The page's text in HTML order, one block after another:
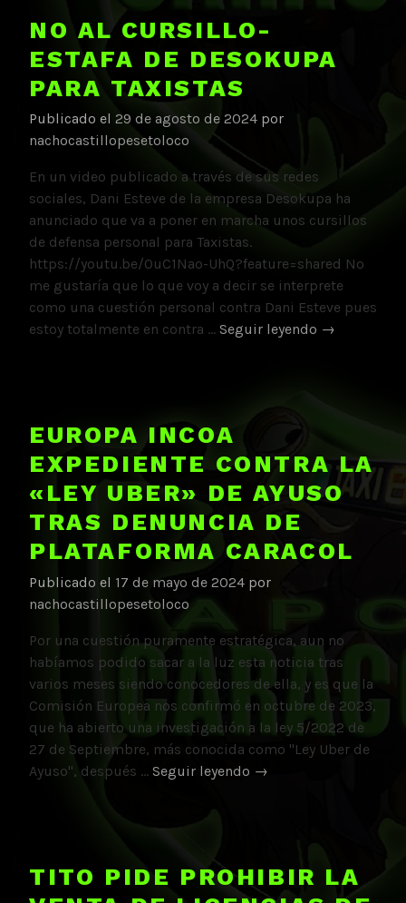
Investigación»
los
NO AL CURSILLO-
ESTAFA DE DESOKUPA
PARA TAXISTAS
Publicado el 29 de agosto de 2024 por
nachocastillopesetoloco
En un video publicado a través de sus redes
sociales, Dani Esteve de la empresa Desokupa ha
anunciado que va a poner en marcha unos cursillos
de defensa personal para Taxistas.
https://youtu.be/OuC1Nao-UhQ?feature=shared No
me gustaría que lo que voy a decir se interprete
como una cuestión personal contra Dani Esteve pues
estoy totalmente en contra … Seguir leyendo No
para
Taxistas
→
EUROPA INCOA
EXPEDIENTE CONTRA LA
«LEY UBER» DE AYUSO
TRAS DENUNCIA DE
PLATAFORMA CARACOL
Publicado el 17 de mayo de 2024 por
nachocastillopesetoloco
Por una cuestión puramente estratégica, aun no
habíamos podido sacar a la luz esta noticia tras
varios meses siendo conocedores de ella, y es que la
Comisión Europea nos confirmó en octubre de 2023,
que ha abierto una investigación a la ley 5/2022 de
27 de Septiembre, más conocida como "Ley Uber de
Ayuso", después … Seguir leyendo Europa
«Ley
→
TITO PIDE PROHIBIR LA